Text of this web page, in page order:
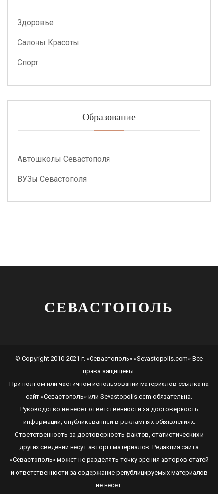
Здоровье
Салоны Красоты
Спорт
Образование
Автошколы Севастополя
ВУЗы Севастополя
СЕВАСТОПОЛЬ
© Copyright 2010-2021 г. «Севастополь» «Sevastopolis.com» Все
права защищены.
При полном или частичном использовании материалов ссылка на
сайт «Севастополь» или Sevastopolis.com обязательна.
Руководство не несет ответственности за достоверность
информации, опубликованной в рекламных объявлениях.
Ответственность за достоверность фактов, статистических и
других сведений несут авторы материалов. Редакция сайта
«Севастополь»может не разделять точку зрения авторов статей
и ответственности за содержание републицируемых материалов
не несет.